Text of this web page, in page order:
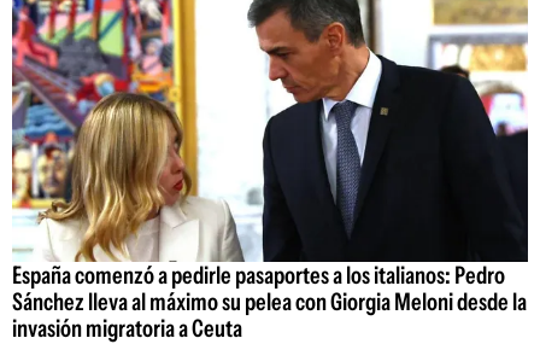
España comenzó a pedirle pasaportes a los italianos: Pedro
Sánchez lleva al máximo su pelea con Giorgia Meloni desde la
invasión migratoria a Ceuta